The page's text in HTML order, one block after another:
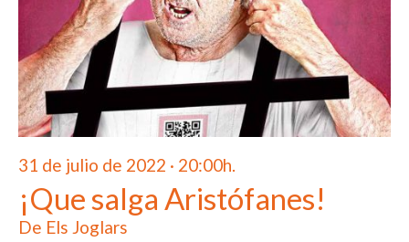
31 de julio de 2022 · 20:00h.
¡Que salga Aristófanes!
De Els Joglars